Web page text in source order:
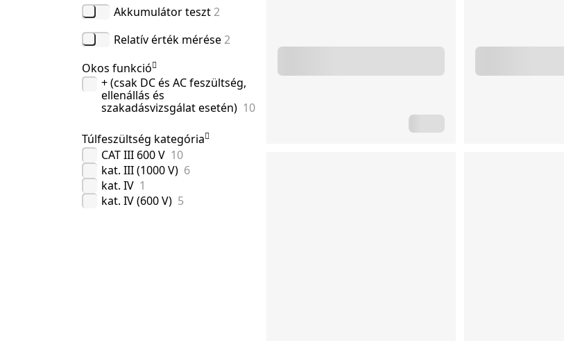
Akkumulátor teszt2
Relatív érték mérése2
Okos funkció
+ (csak DC és AC feszültség,
ellenállás és
szakadásvizsgálat esetén) 10
Túlfeszültség kategória
CAT III 600 V 10
kat. III (1000 V) 6
kat. IV 1
kat. IV (600 V) 5